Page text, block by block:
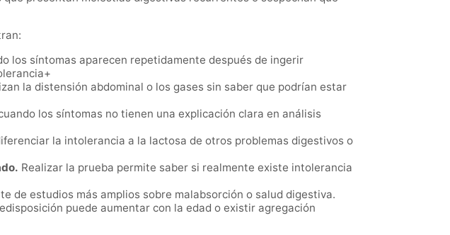
los síntomas aparecen repetidamente después de ingerir
la distensión abdominal o los gases sin saber que podrían estar
los síntomas no tienen una explicación clara en análisis
la intolerancia a la lactosa de otros problemas digestivos o
Realizar la prueba permite saber si realmente existe intolerancia
de estudios más amplios sobre malabsorción o salud digestiva.
puede aumentar con la edad o existir agregación